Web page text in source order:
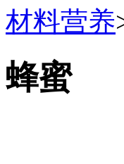
材料营养
蜂蜜